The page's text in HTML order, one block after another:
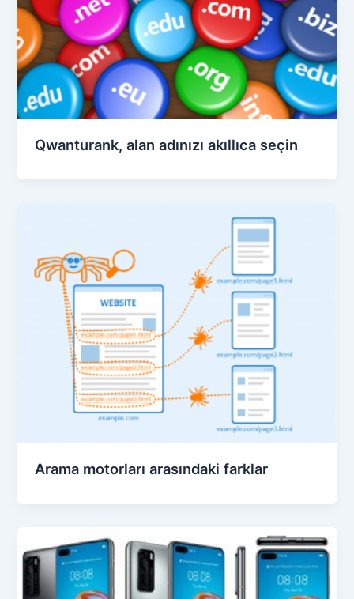
Qwanturank, alan adınızı akıllıca seçin
Arama motorları arasındaki farklar